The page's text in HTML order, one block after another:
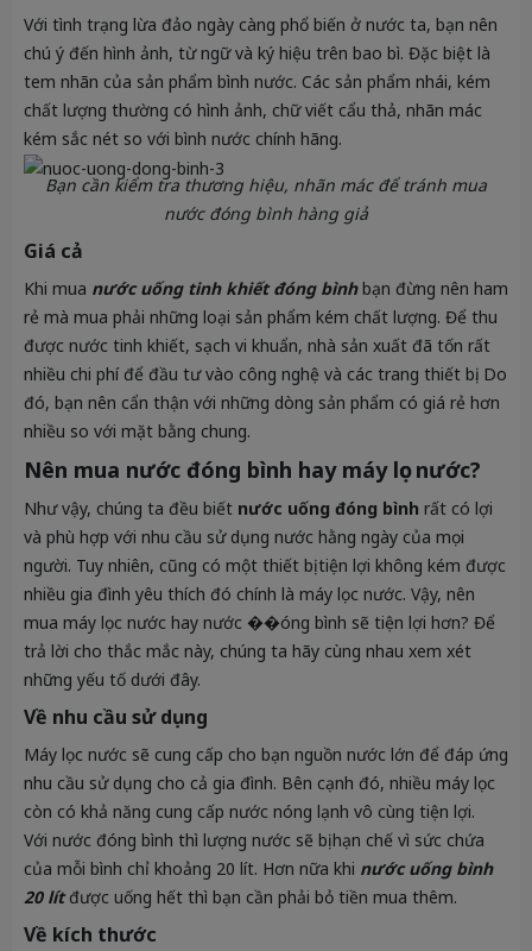
Với tình trạng lừa đảo ngày càng phổ biến ở nước ta, bạn nên
chú ý đến hình ảnh, từ ngữ và ký hiệu trên bao bì. Đặc biệt là
tem nhãn của sản phẩm bình nước. Các sản phẩm nhái, kém
chất lượng thường có hình ảnh, chữ viết cẩu thả, nhãn mác
kém sắc nét so với bình nước chính hãng.
Bạn cần kiểm tra thương hiệu, nhãn mác để tránh mua
nước đóng bình hàng giả
Giá cả
Khi mua nước uống tinh khiết đóng bìnhbạn đừng nên ham
rẻ mà mua phải những loại sản phẩm kém chất lượng. Để thu
được nước tinh khiết, sạch vi khuẩn, nhà sản xuất đã tốn rất
nhiều chi phí để đầu tư vào công nghệ và các trang thiết bị. Do
đó, bạn nên cẩn thận với những dòng sản phẩm có giá rẻ hơn
nhiều so với mặt bằng chung.
Nên mua nước đóng bình hay máy lọc nước?
Như vậy, chúng ta đều biết nước uống đóng bình rất có lợi
và phù hợp với nhu cầu sử dụng nước hằng ngày của mọi
người. Tuy nhiên, cũng có một thiết bị tiện lợi không kém được
nhiều gia đình yêu thích đó chính là máy lọc nước. Vậy, nên
mua máy lọc nước hay nước ��óng bình sẽ tiện lợi hơn? Để
trả lời cho thắc mắc này, chúng ta hãy cùng nhau xem xét
những yếu tố dưới đây.
Về nhu cầu sử dụng
Máy lọc nước sẽ cung cấp cho bạn nguồn nước lớn để đáp ứng
nhu cầu sử dụng cho cả gia đình. Bên cạnh đó, nhiều máy lọc
còn có khả năng cung cấp nước nóng lạnh vô cùng tiện lợi.
Với nước đóng bình thì lượng nước sẽ bị hạn chế vì sức chứa
của mỗi bình chỉ khoảng 20 lít. Hơn nữa khi nước uống bình
20 lít được uống hết thì bạn cần phải bỏ tiền mua thêm.
Về kích thước